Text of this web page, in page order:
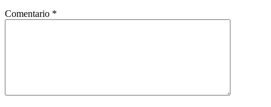
Comentario *